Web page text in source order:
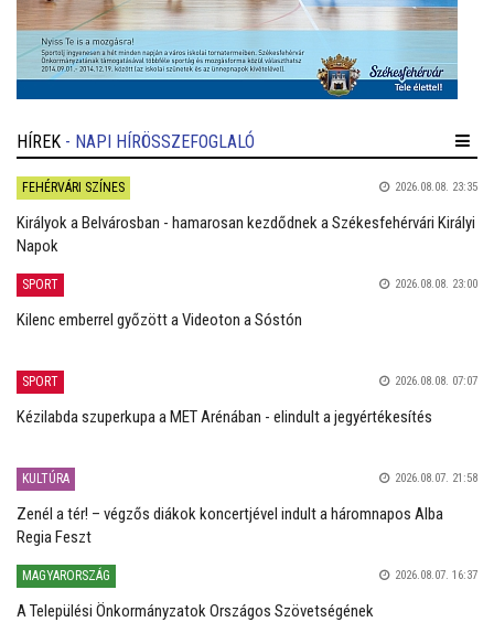
HÍREK - NAPI HÍRÖSSZEFOGLALÓ
FEHÉRVÁRI SZÍNES 2026.08.08. 23:35
Királyok a Belvárosban - hamarosan kezdődnek a Székesfehérvári Királyi
Napok
SPORT 2026.08.08. 23:00
Kilenc emberrel győzött a Videoton a Sóstón
SPORT 2026.08.08. 07:07
Kézilabda szuperkupa a MET Arénában - elindult a jegyértékesítés
KULTÚRA 2026.08.07. 21:58
Zenél a tér! – végzős diákok koncertjével indult a háromnapos Alba
Regia Feszt
MAGYARORSZÁG 2026.08.07. 16:37
A Települési Önkormányzatok Országos Szövetségének